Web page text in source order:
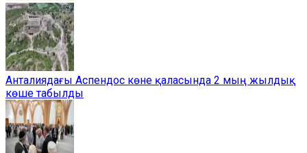
Анталиядағы Аспендос көне қаласында 2 мың жылдық
көше табылды